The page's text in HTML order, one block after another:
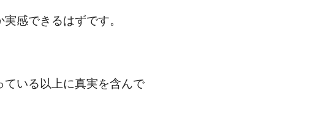
感できるはずです。
ている以上に真実を含んで